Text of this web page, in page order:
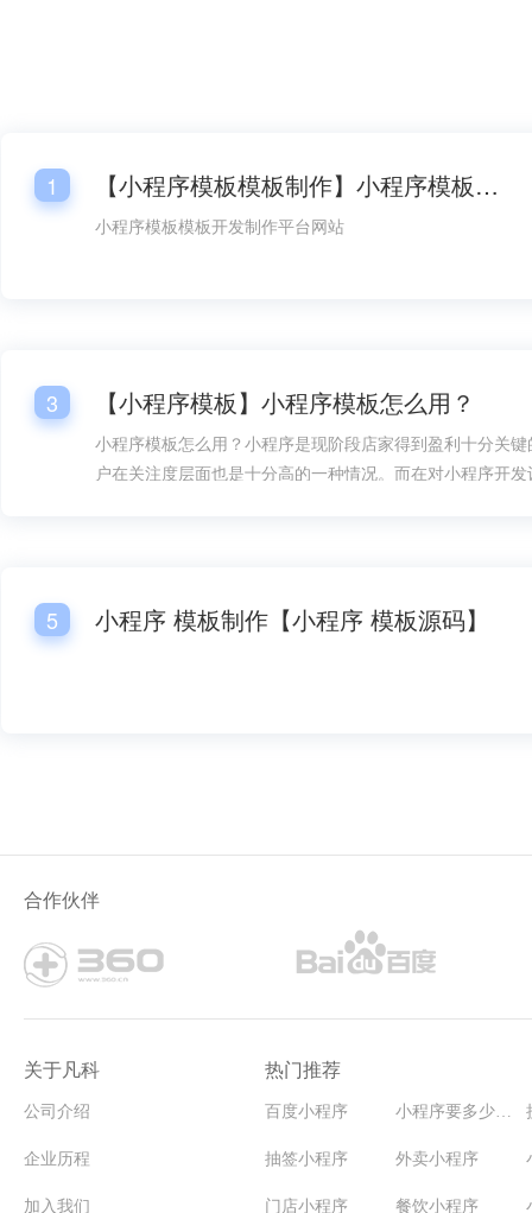
1 【小程序模板模板制作】小程序模板模板开发平台网站
小程序模板模板开发制作平台网站
3 【小程序模板】小程序模板怎么用？
小程序模板怎么用？小程序是现阶段店家得到盈利十分关
户在关注度层面也是十分高的一种情况。而在对小程序开
5 小程序 模板制作【小程序 模板源码】
合作伙伴
关于凡科
公司介绍
企业历程
加入我们
热门推荐
百度小程序
抽签小程序 外卖小程序
门店小程序 餐饮小程序